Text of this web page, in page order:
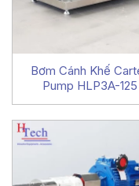
Bơm Cánh Khế
Pump HLP3A-125